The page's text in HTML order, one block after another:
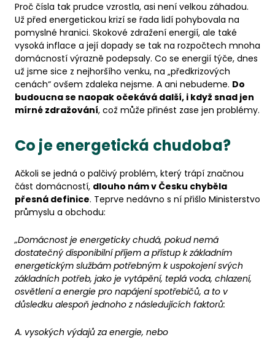
Proč čísla tak prudce vzrostla, asi není velkou záhadou.
Už před energetickou krizí se řada lidí pohybovala na
pomyslné hranici. Skokové zdražení energií, ale také
vysoká inflace a její dopady se tak na rozpočtech mnoha
domácností výrazně podepsaly. Co se energií týče, dnes
už jsme sice z nejhoršího venku, na „předkrizových
cenách“ ovšem zdaleka nejsme. A ani nebudeme. Do
budoucna se naopak očekává další, i když snad jen
mírné zdražování, což může přinést zase jen problémy.
Co je energetická chudoba?
Ačkoli se jedná o palčivý problém, který trápí značnou
část domácností, dlouho nám v Česku chyběla
přesná definice. Teprve nedávno s ní přišlo Ministerstvo
průmyslu a obchodu:
„Domácnost je energeticky chudá, pokud nemá
dostatečný disponibilní příjem a přístup k základním
energetickým službám potřebným k uspokojení svých
základních potřeb, jako je vytápění, teplá voda, chlazení,
osvětlení a energie pro napájení spotřebičů, a to v
důsledku alespoň jednoho z následujících faktorů:
A. vysokých výdajů za energie, nebo